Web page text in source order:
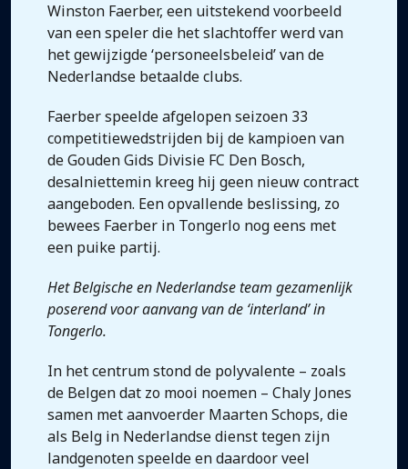
Winston Faerber, een uitstekend voorbeeld
van een speler die het slachtoffer werd van
het gewijzigde ‘personeelsbeleid’ van de
Nederlandse betaalde clubs.
Faerber speelde afgelopen seizoen 33
competitiewedstrijden bij de kampioen van
de Gouden Gids Divisie FC Den Bosch,
desalniettemin kreeg hij geen nieuw contract
aangeboden. Een opvallende beslissing, zo
bewees Faerber in Tongerlo nog eens met
een puike partij.
Het Belgische en Nederlandse team gezamenlijk
poserend voor aanvang van de ‘interland’ in
Tongerlo.
In het centrum stond de polyvalente – zoals
de Belgen dat zo mooi noemen – Chaly Jones
samen met aanvoerder Maarten Schops, die
als Belg in Nederlandse dienst tegen zijn
landgenoten speelde en daardoor veel